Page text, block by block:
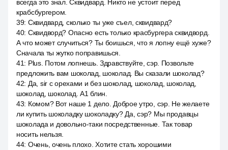
всегда это знал. Сквидвард. Никто не устоит перед
крабсбургером.
39: Сквидвард, сколько ты уже съел, сквидвард?
40: Сквидворд? Опасно есть только красбургера сквидворд.
А что может случиться? Ты боишься, что я лопну ещё хуже?
Сначала ты жутко поправишься.
41: Plus. Потом лопнешь. Здравствуйте, сэр. Позвольте
предложить вам шоколад, шоколад. Вы сказали шоколад?
42: Да, sir с орехами и без шоколад, шоколад, шоколад,
шоколад, шоколад. A1 блин.
43: Комом? Вот наше 1 дело. Доброе утро, сэр. Не желаете
ли купить шоколадку шоколадку? Да, сэр? Мы продавцы
шоколада и довольно-таки посредственные. Так товар
носить нельзя.
44: Очень, очень плохо. Хотите стать хорошими